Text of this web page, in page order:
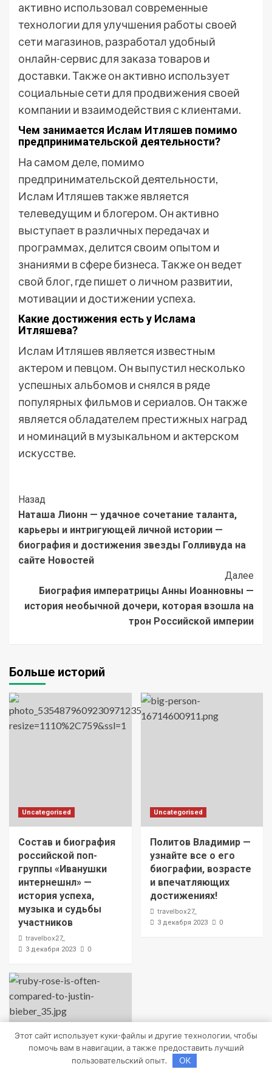
активно использовал современные
технологии для улучшения работы своей
сети магазинов, разработал удобный
онлайн-сервис для заказа товаров и
доставки. Также он активно использует
социальные сети для продвижения своей
компании и взаимодействия с клиентами.
Чем занимается Ислам Итляшев помимо
предпринимательской деятельности?
На самом деле, помимо
предпринимательской деятельности,
Ислам Итляшев также является
телеведущим и блогером. Он активно
выступает в различных передачах и
программах, делится своим опытом и
знаниями в сфере бизнеса. Также он ведет
свой блог, где пишет о личном развитии,
мотивации и достижении успеха.
Какие достижения есть у Ислама
Итляшева?
Ислам Итляшев является известным
актером и певцом. Он выпустил несколько
успешных альбомов и снялся в ряде
популярных фильмов и сериалов. Он также
является обладателем престижных наград
и номинаций в музыкальном и актерском
искусстве.
Post
Navigation
Назад
Наташа Лионн — удачное сочетание таланта,
карьеры и интригующей личной истории —
биография и достижения звезды Голливуда на
сайте Новостей
Далее
Биография императрицы Анны Иоанновны —
история необычной дочери, которая взошла на
трон Российской империи
Больше историй
Uncategorised
Состав и биография
российской поп-
группы «Иванушки
интернешнл» —
история успеха,
музыка и судьбы
участников
travelbox27_
3 декабря 2023 0
Uncategorised
Политов Владимир —
узнайте все о его
биографии, возрасте
и впечатляющих
достижениях!
travelbox27_
3 декабря 2023 0
Этот сайт использует куки-файлы и другие технологии, чтобы
помочь вам в навигации, а также предоставить лучший
пользовательский опыт.
OK